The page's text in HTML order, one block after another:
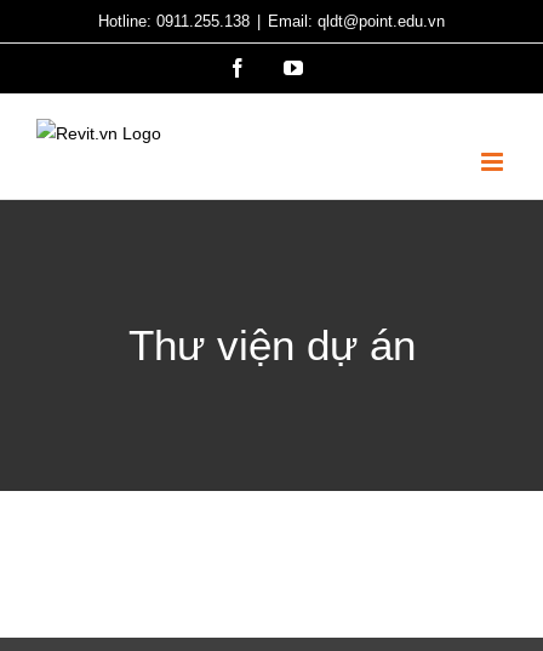
to
Hotline: 0911.255.138 Email: qldt@point.edu.vn
FacebookYouTube
Thư viện dự án